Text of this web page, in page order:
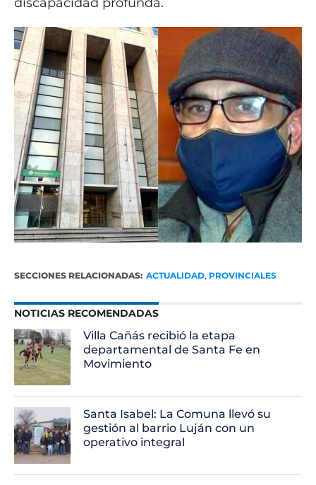
SECCIONES RELACIONADAS: ACTUALIDAD, PROVINCIALES
NOTICIAS RECOMENDADAS
Villa Cañás recibió la etapa
departamental de Santa Fe en
Movimiento
Santa Isabel: La Comuna llevó su
gestión al barrio Luján con un
operativo integral